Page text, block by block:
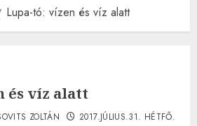
Lupa-tó: vízen és víz alatt
és víz alatt
ZOLTÁN
2017.JÚLIUS.31. HÉTFŐ.